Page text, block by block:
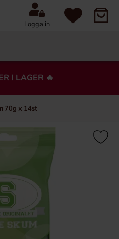
Logga in
I LAGER 🔥
70g x 14st
gillar…
×